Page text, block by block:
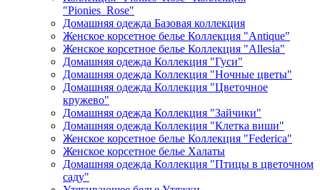
"Pionies_Rose"
Домашняя одежда Базовая коллекция
Женское корсетное белье Коллекция "Antique"
Женское корсетное белье Коллекция "Allesia"
Домашняя одежда Коллекция "Гуси"
Домашняя одежда Коллекция "Ночные цветы"
Домашняя одежда Коллекция "Цветочное
кружево"
Домашняя одежда Коллекция "Зайчики"
Домашняя одежда Коллекция "Клетка виши"
Женское корсетное белье Коллекция "Federica"
Женское корсетное белье Халаты
Домашняя одежда Коллекция "Птицы в цветочном
саду"